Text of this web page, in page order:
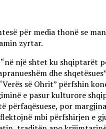
për media thonë se
zyrtar.
një shtet ku shqiptarët
dhe
së Ohrit” përfshin
e pasur kulturore
përfaqësuese, por
mbi përfshirjen e